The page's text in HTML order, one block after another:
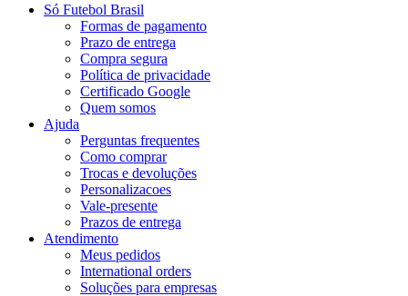
Só Futebol Brasil
Formas de pagamento
Prazo de entrega
Compra segura
Política de privacidade
Certificado Google
Quem somos
Ajuda
Perguntas frequentes
Como comprar
Trocas e devoluções
Personalizacoes
Vale-presente
Prazos de entrega
Atendimento
Meus pedidos
International orders
Soluções para empresas